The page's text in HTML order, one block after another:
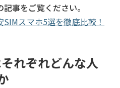
事をご覧ください。
スマホ5選を徹底比較！
れぞれどんな人